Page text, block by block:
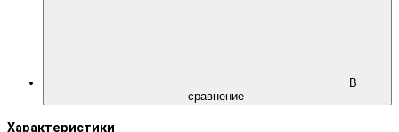
В
сравнение
Характеристики